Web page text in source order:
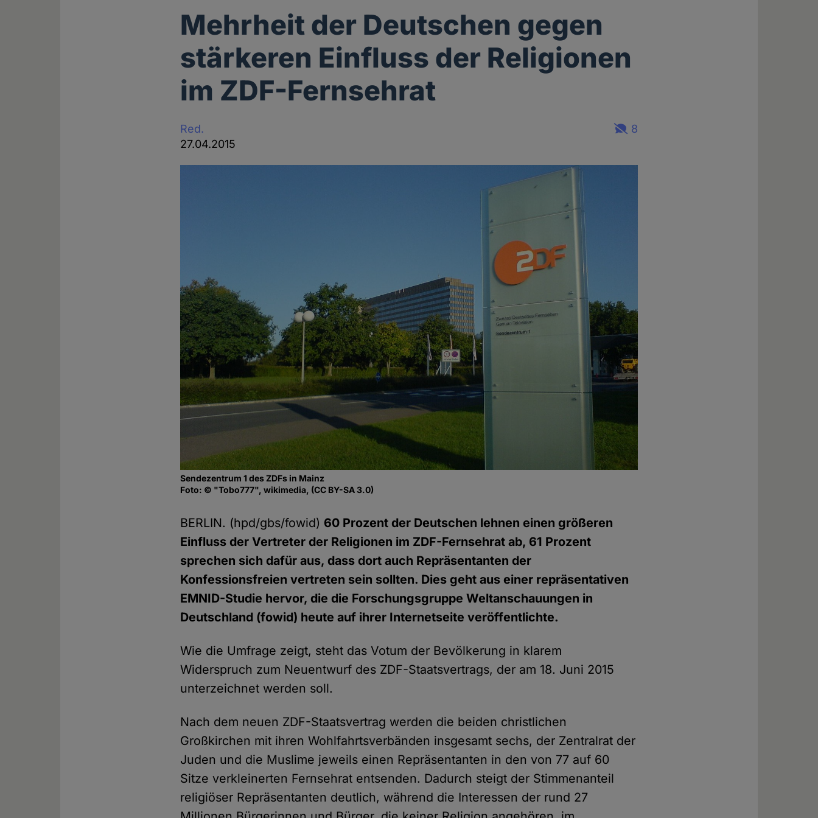
Mehrheit der Deutschen gegen
stärkeren Einfluss der Religionen
im ZDF-Fernsehrat
Red.
27.04.2015
8
Sendezentrum 1 des ZDFs in Mainz
Foto: © "Tobo777", wikimedia, (CC BY-SA 3.0)
BERLIN. (hpd/gbs/fowid) 60 Prozent der Deutschen lehnen einen größeren
Einfluss der Vertreter der Religionen im ZDF-Fernsehrat ab, 61 Prozent
sprechen sich dafür aus, dass dort auch Repräsentanten der
Konfessionsfreien vertreten sein sollten. Dies geht aus einer repräsentativen
EMNID-Studie hervor, die die Forschungsgruppe Weltanschauungen in
Deutschland (fowid) heute auf ihrer Internetseite veröffentlichte.
Wie die Umfrage zeigt, steht das Votum der Bevölkerung in klarem
Widerspruch zum Neuentwurf des ZDF-Staatsvertrags, der am 18. Juni 2015
unterzeichnet werden soll.
Nach dem neuen ZDF-Staatsvertrag werden die beiden christlichen
Großkirchen mit ihren Wohlfahrtsverbänden insgesamt sechs, der Zentralrat der
Juden und die Muslime jeweils einen Repräsentanten in den von 77 auf 60
Sitze verkleinerten Fernsehrat entsenden. Dadurch steigt der Stimmenanteil
religiöser Repräsentanten deutlich, während die Interessen der rund 27